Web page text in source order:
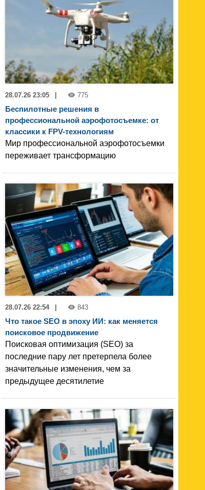
28.07.26 23:05 775
Беспилотные решения в
профессиональной аэрофотосъемке: от
классики к FPV-технологиям
Мир профессиональной аэрофотосъемки
переживает трансформацию
28.07.26 22:54 | 843
Что такое SEO в эпоху ИИ: как меняется
поисковое продвижение
Поисковая оптимизация (SEO) за
последние пару лет претерпела более
значительные изменения, чем за
предыдущее десятилетие